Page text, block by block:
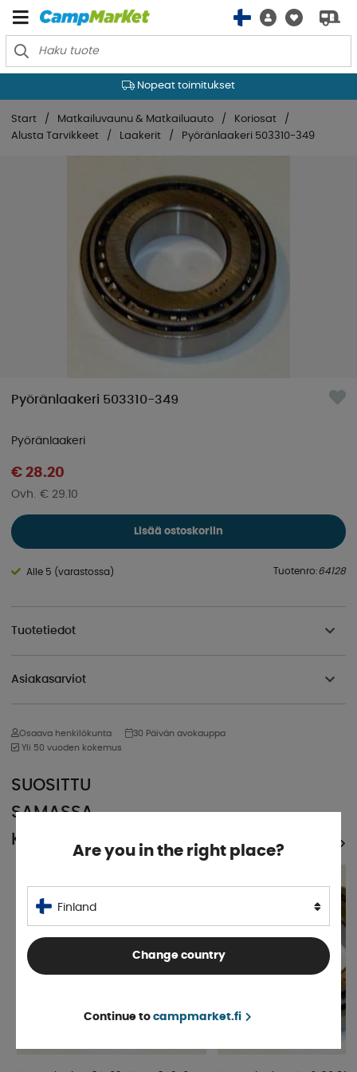
Nopeat toimitukset
Start Matkailuvaunu & Matkailuauto
Koriosat
Alusta Tarvikkeet
Laakerit Pyöränlaakeri 503310-349
Pyöränlaakeri 503310-349
Pyöränlaakeri
€ 28.20
€ 29.10
Lisää ostoskoriin
Alle 5 (varastossa) Tuotenro:64128
Tuotetiedot
Asiakasarviot
Osaava henkilökunta
30 Päivän avokauppa
Yli 50 vuoden kokemus
SUOSITTU
SAMASSA
KATEGORIASSA
KATSO KAIKKI TUOTTEET
Are you in the right place?
Finland
Change country
Continue to campmarket.fi